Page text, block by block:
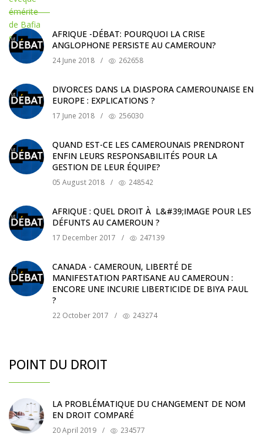
AFRIQUE -DÉBAT: POURQUOI LA CRISE
ANGLOPHONE PERSISTE AU CAMEROUN?
24 June 2018 / 262658
DIVORCES DANS LA DIASPORA CAMEROUNAISE EN
EUROPE : EXPLICATIONS ?
17 June 2018 / 256030
QUAND EST-CE LES CAMEROUNAIS PRENDRONT
ENFIN LEURS RESPONSABILITÉS POUR LA
GESTION DE LEUR ÉQUIPE?
05 August 2018 / 248542
AFRIQUE : QUEL DROIT À L&#39;IMAGE POUR LES
DÉFUNTS AU CAMEROUN ?
17 December 2017 / 247139
CANADA - CAMEROUN, LIBERTÉ DE
MANIFESTATION PARTISANE AU CAMEROUN :
ENCORE UNE INCURIE LIBERTICIDE DE BIYA PAUL
?
22 October 2017 / 243274
POINT DU DROIT
LA PROBLÉMATIQUE DU CHANGEMENT DE NOM
EN DROIT COMPARÉ
20 April 2019 / 234577